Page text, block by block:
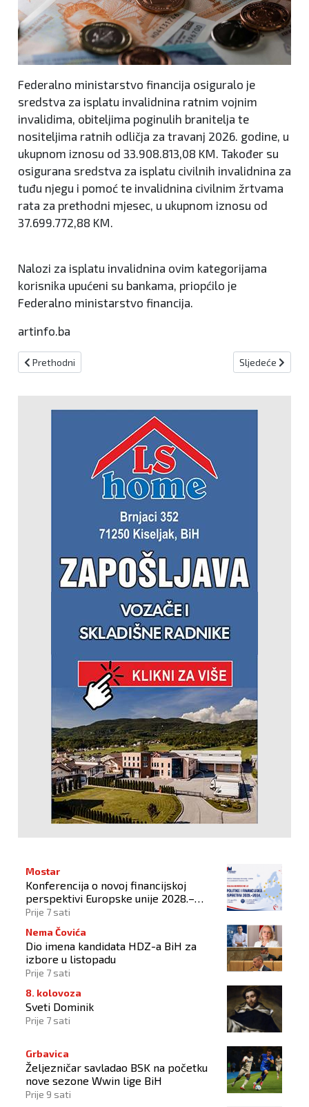
Federalno ministarstvo financija osiguralo je
sredstva za isplatu invalidnina ratnim vojnim
invalidima, obiteljima poginulih branitelja te
nositeljima ratnih odličja za travanj 2026. godine, u
ukupnom iznosu od 33.908.813,08 KM. Također su
osigurana sredstva za isplatu civilnih invalidnina za
tuđu njegu i pomoć te invalidnina civilnim žrtvama
rata za prethodni mjesec, u ukupnom iznosu od
37.699.772,88 KM.
Nalozi za isplatu invalidnina ovim kategorijama
korisnika upućeni su bankama, priopćilo je
Federalno ministarstvo financija.
artinfo.ba
Prethodni članak: RTV Herceg-Bosne traži dva novinara -
Prethodni Sljedeći
Sljedeće
Mostar
Konferencija o novoj financijskoj
perspektivi Europske unije 2028.–
2034.
Prije 7 sati
Nema Čovića
Dio imena kandidata HDZ-a BiH za
izbore u listopadu
Prije 7 sati
8. kolovoza
Sveti Dominik
Prije 7 sati
Grbavica
Željezničar savladao BSK na početku
nove sezone Wwin lige BiH
Prije 9 sati